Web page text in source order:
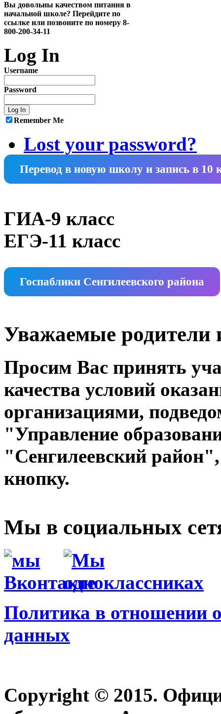
Вы довольны качеством питания в
начальной школе? Перейдите по
ссылке или позвоните по номеру 8-
800-200-34-11
Log In
Username
Password
Remember Me
Lost your password?
Перевод в новую школу и запись в 10
ГИА-9 класс
ЕГЭ-11 класс
Госпаблики Сенгилеевского района
Уважаемые родители
Просим Вас принять
качества условий
организациями,
"Управление
"Сенгилеевский
кнопку.
Мы в социальных
Политика в отношении
данных
Copyright © 2015.